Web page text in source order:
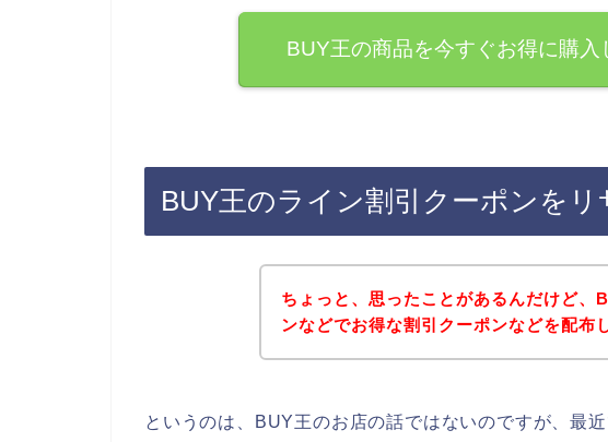
BUY王の商品を今すぐお得に購入
BUY王のライン割引クーポンをリ
ちょっと、思ったことがあるんだけど、
ンなどでお得な割引クーポンなどを配布
というのは、BUY王のお店の話ではないのですが、最